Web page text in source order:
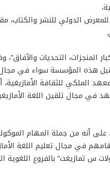
الأربعاء برواق المعهد ضمن فعاليات الدورة ال30
المنجزات، التحديات والآفاق”،
هذه المؤسسة سواء في
الملكي للثقافة
مجال تلقين اللغة
أنه من جملة المهام
في مجال تعليم اللغة
س تمازيغت” بالفروع اللغوية